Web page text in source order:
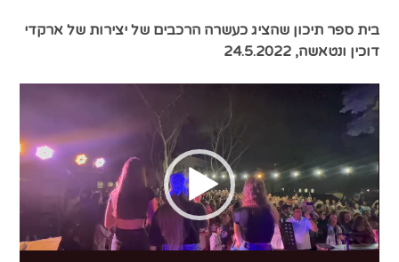
בית ספר תיכון שהציג כעשרה הרכבים של יצירות של ארקדי
דוכין ונטאשה, 24.5.2022
Video
Player